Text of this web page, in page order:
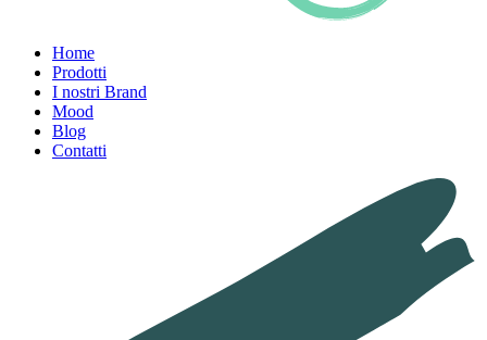
Home
Prodotti
I nostri Brand
Mood
Blog
Contatti